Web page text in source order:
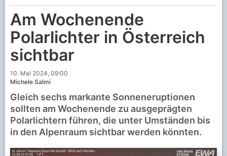
Am Wochenende
Polarlichter in Österreich
sichtbar
10. Mai 2024, 09:00
Michele Salmi
Gleich sechs markante Sonneneruptionen
sollten am Wochenende zu ausgeprägten
Polarlichtern führen, die unter Umständen bis
in den Alpenraum sichtbar werden könnten.